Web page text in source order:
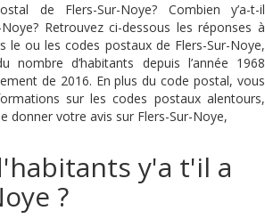
de Flers-Sur-Noye? Combien y’a-t-il
Noye? Retrouvez ci-dessous les réponses à
le ou les codes postaux de Flers-Sur-Noye,
nombre d’habitants depuis l’année 1968
de 2016. En plus du code postal, vous
sur les codes postaux alentours,
donner votre avis sur Flers-Sur-Noye,
y'a t'il a
?